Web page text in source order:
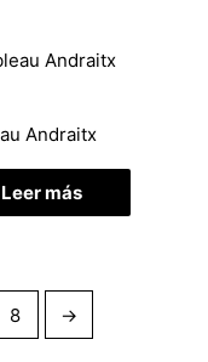
Andraitx
Leer más
8 →